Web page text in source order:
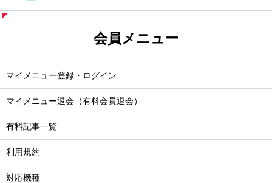
会員メニュー
マイメニュー登録・ログイン
マイメニュー退会（有料会員退会）
有料記事一覧
利用規約
対応機種